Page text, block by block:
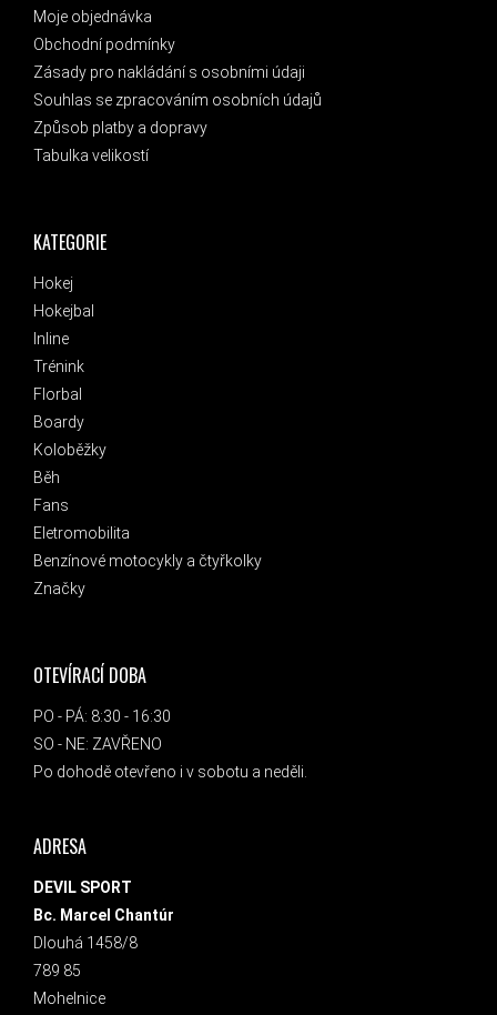
KATEGORIE
Hokej
Hokejbal
Inline
Trénink
Florbal
Boardy
Koloběžky
Běh
Fans
Eletromobilita
Benzínové motocykly a čtyřkolky
Značky
Moje objednávka
Obchodní podmínky
Zásady pro nakládání s osobními údaji
Souhlas se zpracováním osobních údajů
Způsob platby a dopravy
Tabulka velikostí
OTEVÍRACÍ DOBA
PO - PÁ: 8:30 - 16:30
SO - NE: ZAVŘENO
Po dohodě otevřeno i v sobotu a neděli.
ADRESA
DEVIL SPORT
Bc. Marcel Chantúr
Dlouhá 1458/8
789 85
Mohelnice